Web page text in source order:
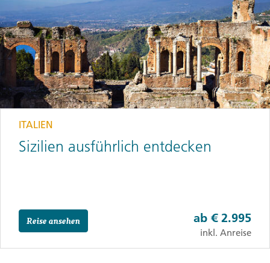
ITALIEN
Sizilien ausführlich entdecken
Reise ansehen ab € 2.995
inkl. Anreise